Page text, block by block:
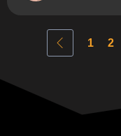
1 2